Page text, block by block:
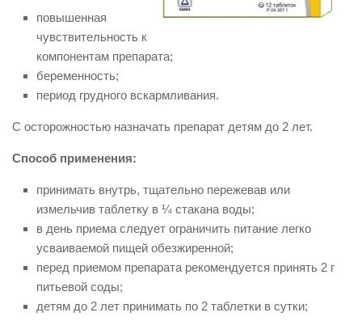
повышенная
чувствительность к
компонентам препарата;
беременность;
период грудного вскармливания.
С осторожностью назначать препарат детям до 2 лет.
Способ применения:
принимать внутрь, тщательно пережевав или
измельчив таблетку в ¼ стакана воды;
в день приема следует ограничить питание легко
усваиваемой пищей обезжиренной;
перед приемом препарата рекомендуется принять 2 г
питьевой соды;
детям до 2 лет принимать по 2 таблетки в сутки;